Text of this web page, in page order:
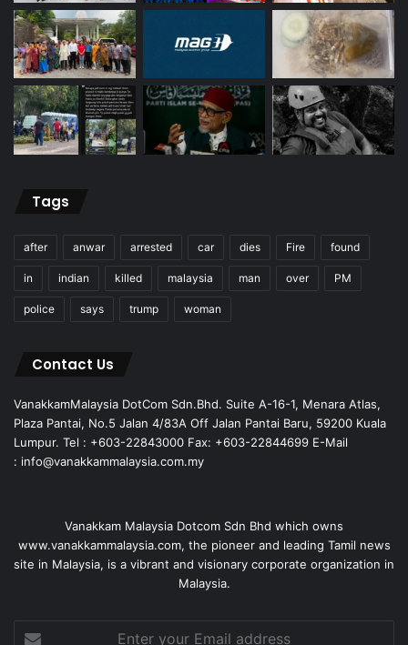
Tags
after anwar arrested car dies Fire found
in indian killed malaysia man over PM
police says trump woman
Contact Us
VanakkamMalaysia DotCom Sdn.Bhd. Suite A-16-1, Menara Atlas,
Plaza Pantai, No.5 Jalan 4/83A Off Jalan Pantai Baru, 59200 Kuala
Lumpur. Tel : +603-22843000 Fax: +603-22844699 E-Mail
: info@vanakkammalaysia.com.my
Vanakkam Malaysia Dotcom Sdn Bhd which owns
www.vanakkammalaysia.com, the pioneer and leading Tamil news
site in Malaysia, is a vibrant and visionary corporate organization in
Malaysia.